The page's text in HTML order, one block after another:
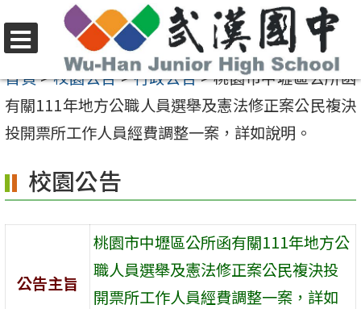
至
要
內
區
選
單
首頁>校園公告>行政公告>桃園市中壢區公所函
有關111年地方公職人員選舉及憲法修正案公民複決
投開票所工作人員經費調整一案，詳如說明。
校園公告
公告主旨
桃園市中壢區公所函有關111年地方公
職人員選舉及憲法修正案公民複決投
開票所工作人員經費調整一案，詳如